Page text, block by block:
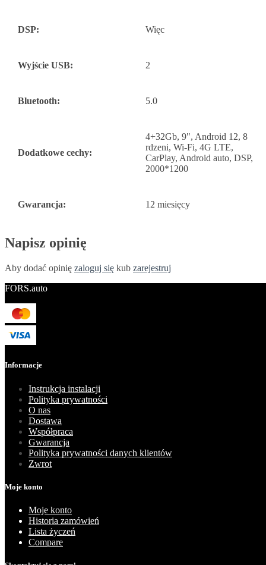
DSP: Więc
Wyjście USB: 2
Bluetooth: 5.0
Dodatkowe cechy:
4+32Gb, 9", Android 12, 8
rdzeni, Wi-Fi, 4G LTE,
CarPlay, Android auto, DSP,
2000*1200
Gwarancja: 12 miesięcy
Napisz opinię
Aby dodać opinię zaloguj się kub zarejestruj
FORS.auto
Informacje
Instrukcja instalacji
Polityka prywatności
O nas
Dostawa
Współpraca
Gwarancja
Polityka prywatności danych klientów
Zwrot
Moje konto
Moje konto
Historia zamówień
Lista życzeń
Compare